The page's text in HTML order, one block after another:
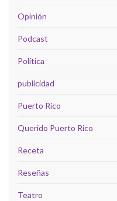
Opinión
Podcast
Política
publicidad
Puerto Rico
Querido Puerto Rico
Receta
Reseñas
Teatro